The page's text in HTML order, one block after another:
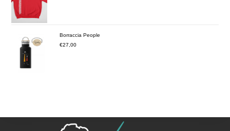
Borraccia People
€27,00